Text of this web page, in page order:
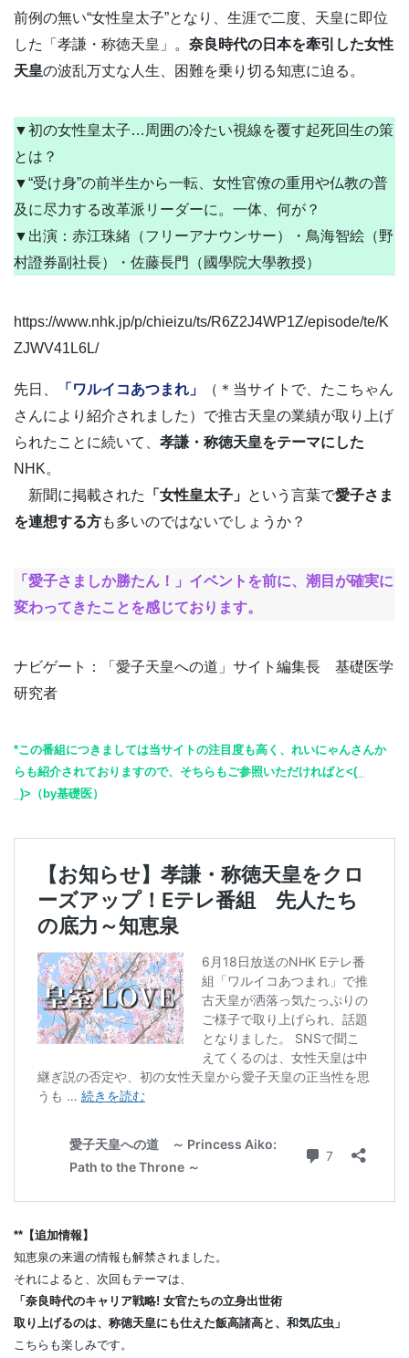
前例の無い“女性皇太子”となり、生涯で二度、天皇に即位
した「孝謙・称徳天皇」。 奈良時代の日本を牽引した女性
天皇の波乱万丈な人生、困難を乗り切る知恵に迫る。
▼初の女性皇太子…周囲の冷たい視線を覆す起死回生の策
とは？
▼“受け身”の前半生から一転、女性官僚の重用や仏教の普
及に尽力する改革派リーダーに。一体、何が？
▼出演：赤江珠緒（フリーアナウンサー）・鳥海智絵（野
村證券副社長）・佐藤長門（國學院大學教授）
https://www.nhk.jp/p/chieizu/ts/R6Z2J4WP1Z/episode/te/K
ZJWV41L6L/
先日、 「ワルイコあつまれ」
（＊当サイトで、たこちゃん
さんにより紹介されました）で推古天皇の業績が取り上げ
られたことに続いて、 孝謙・称徳天皇をテーマにした
NHK。
新聞に掲載された
「女性皇太子」 という言葉で愛子さま
を連想する方も多いのではないでしょうか？
「愛子さましか勝たん！」イベントを前に、潮目が確実に
変わってきたことを感じております。
ナビゲート：「愛子天皇への道」サイト編集長 基礎医学
研究者
*この番組につきましては当サイトの注目度も高く、れいにゃんさんか
らも紹介されておりますので、そちらもご参照いただければと<(_
_)>（by基礎医）
**【追加情報】
知恵泉の来週の情報も解禁されました。
それによると、次回もテーマは、
「奈良時代のキャリア戦略! 女官たちの立身出世術
取り上げるのは、称徳天皇にも仕えた飯高諸高と、和気広虫」
こちらも楽しみです。